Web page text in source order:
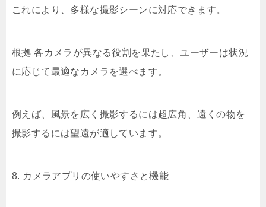
これにより、多様な撮影シーンに対応できます。
根拠 各カメラが異なる役割を果たし、ユーザーは状況
に応じて最適なカメラを選べます。
例えば、風景を広く撮影するには超広角、遠くの物を
撮影するには望遠が適しています。
8. カメラアプリの使いやすさと機能